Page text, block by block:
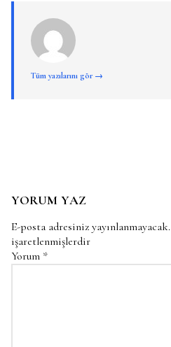
Tüm yazılarını gör →
YORUM YAZ
E-posta adresiniz yayınlanmayacak.
işaretlenmişlerdir
Yorum *